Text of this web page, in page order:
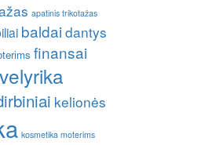
apatinis trikotažas
baldai dantys
finansai
kelionės
kosmetika moterims